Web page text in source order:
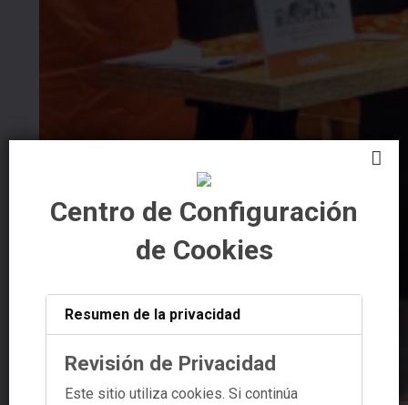
Centro de Configuración
de Cookies
Resumen de la privacidad
Revisión de Privacidad
Este sitio utiliza cookies. Si continúa